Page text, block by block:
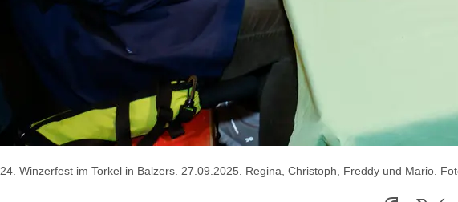
24. Winzerfest im Torkel in Balzers. 27.09.2025. Regina, Christoph, Freddy und Mario.